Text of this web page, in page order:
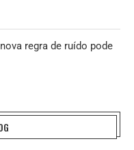
regra de ruído pode